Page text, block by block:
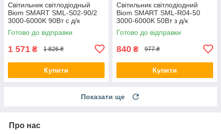
Світильник світлодіодный
Biom SMART SML-S02-90/2
3000-6000K 90Вт с д/к
Готово до відправки
1 571 ₴ 1 826 ₴
Купити
Світильник світлодіодний
Biom SMART SML-R04-50
3000-6000K 50Вт з д/к
Готово до відправки
840 ₴ 977 ₴
Купити
Показати ще
Про нас